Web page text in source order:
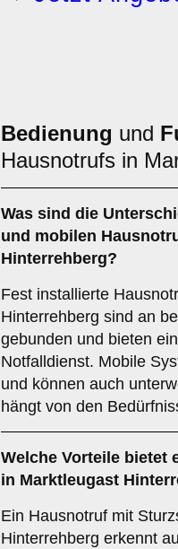
Bedienung und
Hausnotrufs in
Was sind die
und mobilen
Hinterrehberg?
Fest installierte
Hinterrehberg sind an
gebunden und bieten
Notfalldienst. Mobile
und können auch
hängt von den
Welche Vorteile bietet
in Marktleugast
Ein Hausnotruf mit
Hinterrehberg erkennt